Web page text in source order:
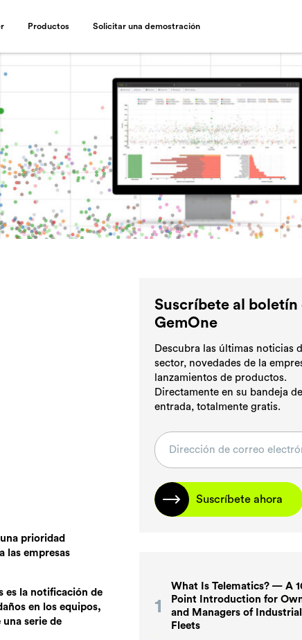
Productos Solicitar una demostración
prioridad
las empresas
es la notificación de
en los equipos,
serie de
Suscríbete al boletín
GemOne
Descubra las últimas noticias
sector, novedades de la
lanzamientos de productos.
Directamente en su bandeja de
entrada, totalmente gratis.
Suscríbete ahora
What Is Telematics? — A
Point Introduction for
and Managers of Industrial
Fleets